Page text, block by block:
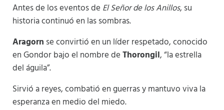
Antes de los eventos de El Señor de los Anillos, su
historia continuó en las sombras.
Aragorn se convirtió en un líder respetado, conocido
en Gondor bajo el nombre deThorongil, “la estrella
del águila”.
Sirvió a reyes, combatió en guerras y mantuvo viva la
esperanza en medio del miedo.